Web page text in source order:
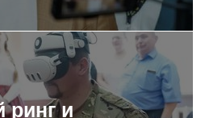
ринг и